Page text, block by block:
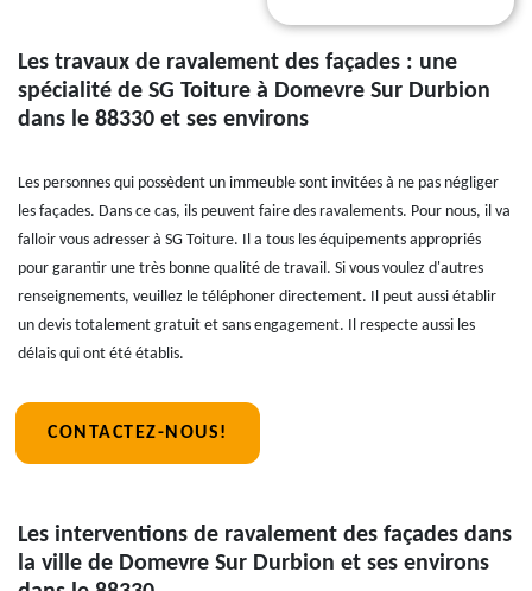
Les travaux de ravalement des façades : une
spécialité de SG Toiture à Domevre Sur Durbion
dans le 88330 et ses environs
Les personnes qui possèdent un immeuble sont invitées à ne pas négliger
les façades. Dans ce cas, ils peuvent faire des ravalements. Pour nous, il va
falloir vous adresser à SG Toiture. Il a tous les équipements appropriés
pour garantir une très bonne qualité de travail. Si vous voulez d'autres
renseignements, veuillez le téléphoner directement. Il peut aussi établir
un devis totalement gratuit et sans engagement. Il respecte aussi les
délais qui ont été établis.
CONTACTEZ-NOUS!
Les interventions de ravalement des façades dans
la ville de Domevre Sur Durbion et ses environs